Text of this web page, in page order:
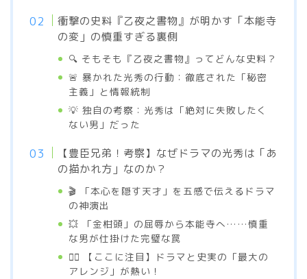
衝撃の史料『乙夜之書物』が明かす「本能寺
の変」の慎重すぎる裏側
🔍 そもそも『乙夜之書物』ってどんな史料？
🚨 暴かれた光秀の行動：徹底された「秘密
主義」と情報統制
💡 独自の考察：光秀は「絶対に失敗したく
ない男」だった
【豊臣兄弟！考察】なぜドラマの光秀は「あ
の描かれ方」なのか？
🎬 「本心を隠す天才」を五感で伝えるドラマ
の神演出
💥 「金柑頭」の屈辱から本能寺へ……慎重
な男が仕掛けた完璧な罠
🕵️‍♂️ 【ここに注目】ドラマと史実の「最大の
アレンジ」が熱い！